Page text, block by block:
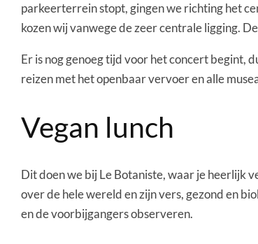
parkeerterrein stopt, gingen we richting het
kozen wij vanwege de zeer centrale ligging.
Er is nog genoeg tijd voor het concert begint,
reizen met het openbaar vervoer en alle
Vegan lunch
Dit doen we bij Le Botaniste, waar je heerlijk
over de hele wereld en zijn vers, gezond en
en de voorbijgangers observeren.